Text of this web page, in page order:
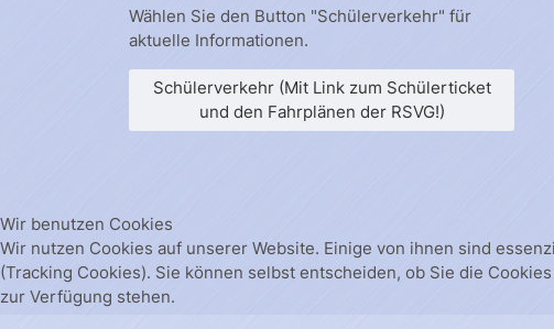
Wählen Sie den Button "Schülerverkehr" für
aktuelle Informationen.
Schülerverkehr (Mit Link zum Schülerticket
und den Fahrplänen der RSVG!)
Wir benutzen Cookies
Wir nutzen Cookies auf unserer Website. Einige von ihnen sind
(Tracking Cookies). Sie können selbst entscheiden, ob Sie die
zur Verfügung stehen.